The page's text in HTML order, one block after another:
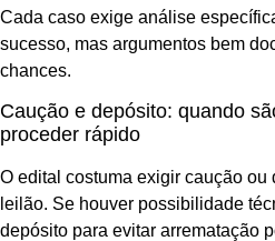
Cada caso exige análise
sucesso, mas argumentos bem
chances.
Caução e depósito: quando
proceder rápido
O edital costuma exigir caução
leilão. Se houver possibilidade
depósito para evitar arrematação